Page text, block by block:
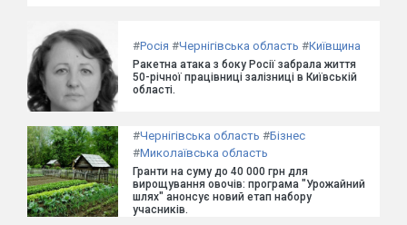
#Росія #Чернігівська область #Київщина
Ракетна атака з боку Росії забрала життя
50-річної працівниці залізниці в Київській
області.
#Чернігівська область #Бізнес
#Миколаївська область
Гранти на суму до 40 000 грн для
вирощування овочів: програма "Урожайний
шлях" анонсує новий етап набору
учасників.